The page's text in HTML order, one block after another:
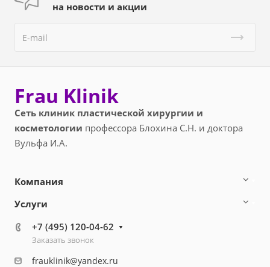
на новости и акции
Frau Klinik
Сеть клиник пластической хирургии и
косметологии профессора Блохина С.Н. и доктора
Вульфа И.А.
Компания
Услуги
+7 (495) 120-04-62
Заказать звонок
frauklinik@yandex.ru